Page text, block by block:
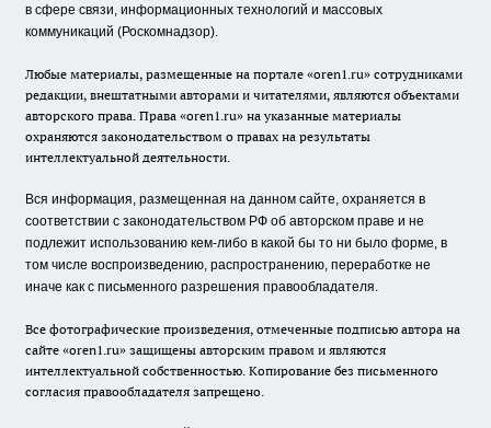
в сфере связи, информационных технологий и массовых
коммуникаций (Роскомнадзор).
Любые материалы, размещенные на портале «oren1.ru» сотрудниками
редакции, внештатными авторами и читателями, являются объектами
авторского права. Права «oren1.ru» на указанные материалы
охраняются законодательством о правах на результаты
интеллектуальной деятельности.
Вся информация, размещенная на данном сайте, охраняется в
соответствии с законодательством РФ об авторском праве и не
подлежит использованию кем-либо в какой бы то ни было форме, в
том числе воспроизведению, распространению, переработке не
иначе как с письменного разрешения правообладателя.
Все фотографические произведения, отмеченные подписью автора на
сайте «oren1.ru» защищены авторским правом и являются
интеллектуальной собственностью. Копирование без письменного
согласия правообладателя запрещено.